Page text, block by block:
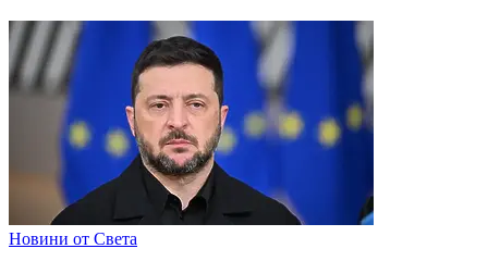
Новини от Света